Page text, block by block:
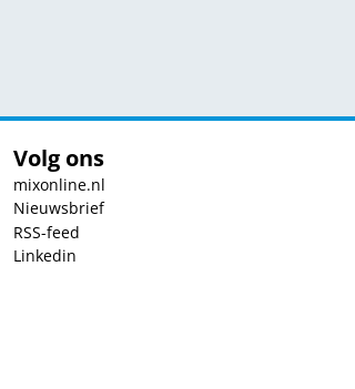
Volg ons
mixonline.nl
Nieuwsbrief
RSS-feed
Linkedin